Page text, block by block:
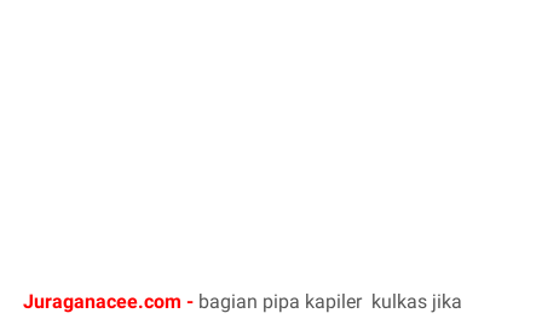
Juraganacee.com - bagian pipa kapiler kulkas jika